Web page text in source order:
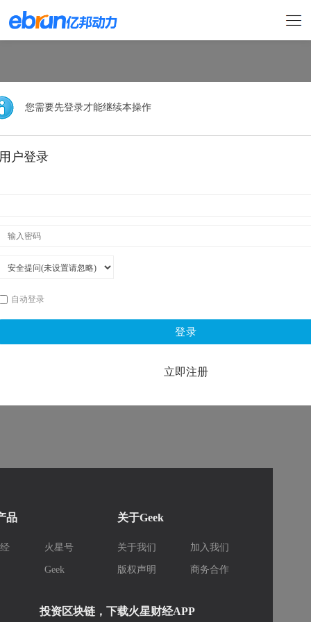
您需要先登录才能继续本操作
户登录
自动登录
登录
立即注册
品
火星号
Geek
关于Geek
关于我们 加入我们
版权声明 商务合作
投资区块链，下载火星财经APP